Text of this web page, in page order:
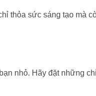
thỏa sức sáng tạo mà
nhỏ. Hãy đặt những